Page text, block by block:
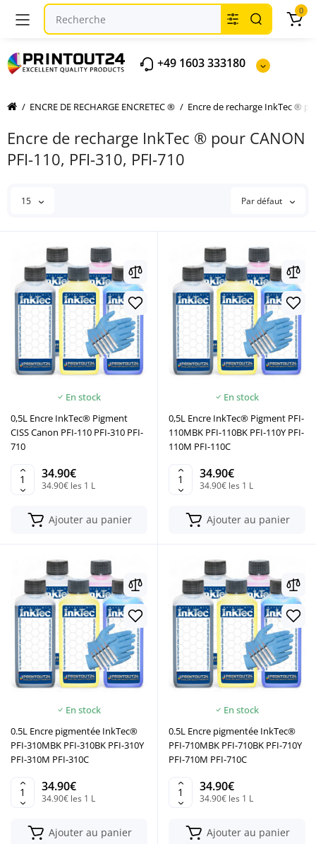
+49 1603 333180
0
ENCRE DE RECHARGE ENCRETEC ® Encre de recharge InkTec ®
Encre de recharge InkTec ® pour CANON
PFI-110, PFI-310, PFI-710
15 Par défaut
En stock
0,5L Encre InkTec® Pigment
CISS Canon PFI-110 PFI-310 PFI-
710
34.90€
34.90€ les 1 L
Ajouter au panier
En stock
0,5L Encre InkTec® Pigment PFI-
110MBK PFI-110BK PFI-110Y PFI-
110M PFI-110C
34.90€
34.90€ les 1 L
Ajouter au panier
En stock
0.5L Encre pigmentée InkTec®
PFI-310MBK PFI-310BK PFI-310Y
PFI-310M PFI-310C
34.90€
34.90€ les 1 L
Ajouter au panier
En stock
0.5L Encre pigmentée InkTec®
PFI-710MBK PFI-710BK PFI-710Y
PFI-710M PFI-710C
34.90€
34.90€ les 1 L
Ajouter au panier